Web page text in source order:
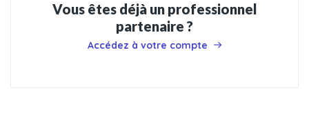
Vous êtes déjà un professionnel
partenaire ?
Accédez à votre compte